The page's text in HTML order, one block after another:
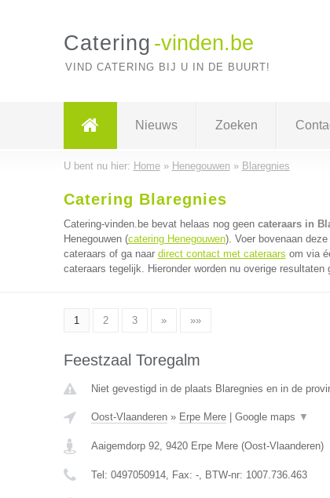
Catering -vinden.be
VIND CATERING BIJ U IN DE BUURT!
Nieuws Zoeken
U bent nu hier: Home» Henegouwen» Blaregnies
Catering Blaregnies
Catering-vinden.be bevat helaas nog geen cateraars in
Henegouwen (catering Henegouwen). Voer bovenaan
cateraars of ga naar direct contact met cateraars om via
cateraars tegelijk. Hieronder worden nu overige resultaten
1 2 3 » »»
Feestzaal Toregalm
Niet gevestigd in de plaats Blaregnies en in de
Oost-Vlaanderen» Erpe Mere| Google maps ▼
Aaigemdorp 92, 9420 Erpe Mere(Oost-Vlaanderen)
Tel: 0497050914, Fax: -, BTW-nr: 1007.736.463